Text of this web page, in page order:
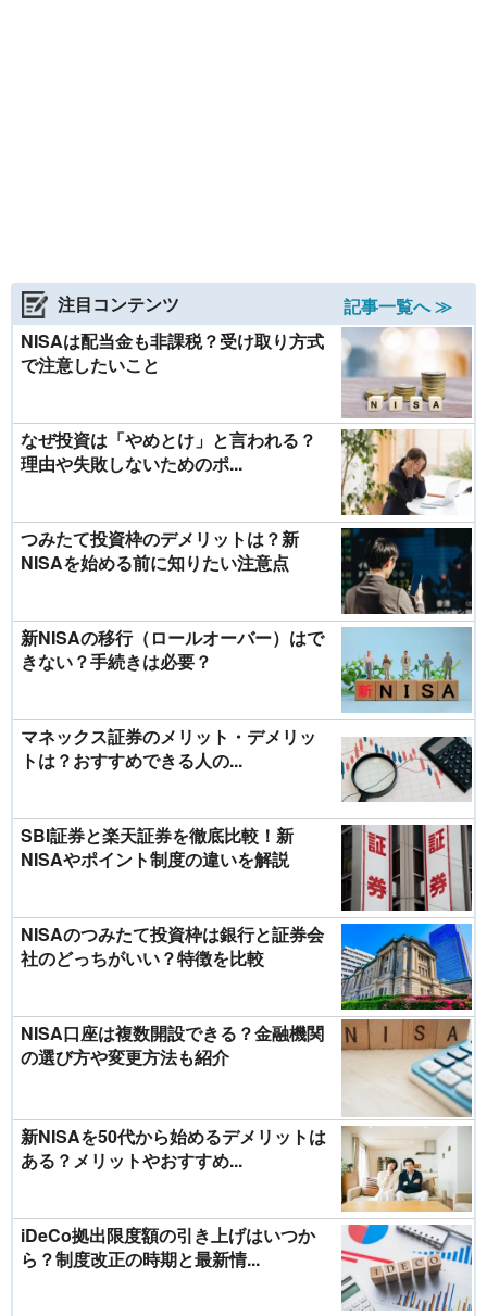
注目コンテンツ
記事一覧へ ≫
NISAは配当金も非課税？受け取り方式
で注意したいこと
なぜ投資は「やめとけ」と言われる？
理由や失敗しないためのポ...
つみたて投資枠のデメリットは？新
NISAを始める前に知りたい注意点
新NISAの移行（ロールオーバー）はで
きない？手続きは必要？
マネックス証券のメリット・デメリッ
トは？おすすめできる人の...
SBI証券と楽天証券を徹底比較！新
NISAやポイント制度の違いを解説
NISAのつみたて投資枠は銀行と証券会
社のどっちがいい？特徴を比較
NISA口座は複数開設できる？金融機関
の選び方や変更方法も紹介
新NISAを50代から始めるデメリットは
ある？メリットやおすすめ...
iDeCo拠出限度額の引き上げはいつか
ら？制度改正の時期と最新情...